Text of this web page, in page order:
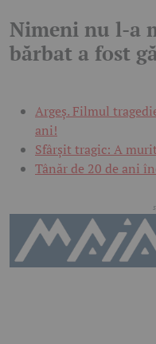
Nimeni nu l-a
bărbat a fost
Argeș. Filmul
ani!
Sfârșit tragic: A
Tânăr de 20 de ani